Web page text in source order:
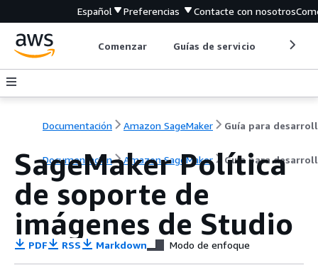
Español Preferencias Contacte con nosotros
Comenzar Guías de servicio
Documentación Amazon SageMaker
Documentación Amazon SageMaker Guía para
SageMaker Política
de soporte de
imágenes de Studio
PDF RSS Markdown Modo de enfoque